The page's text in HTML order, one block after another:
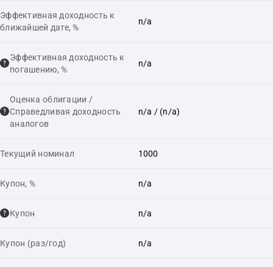
Эффективная доходность к
ближайшей дате, %
n/a
Эффективная доходность к
погашению, %
n/a
Оценка облигации /
Справедливая доходность
аналогов
n/a / (n/a)
Текущий номинал 1000
Купон, % n/a
Купон n/a
Купон (раз/год) n/a